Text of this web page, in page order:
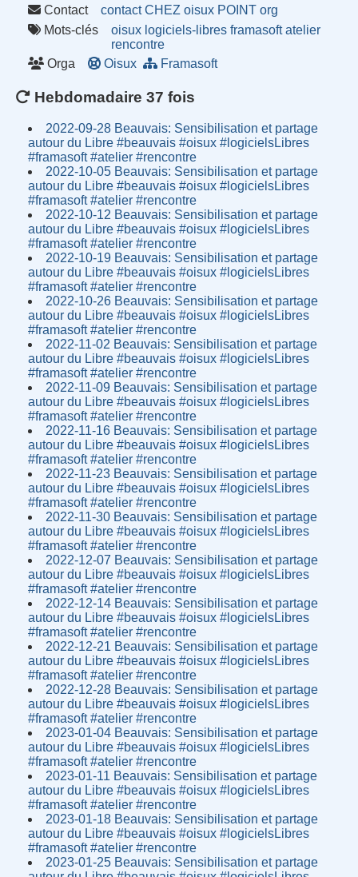
Contact
contact CHEZ oisux POINT org
Mots-clés
oisux logiciels-libres framasoft atelier
rencontre
Orga
Oisux Framasoft
Hebdomadaire 37 fois
2022-09-28 Beauvais: Sensibilisation et partage
autour du Libre #beauvais #oisux #logicielsLibres
#framasoft #atelier #rencontre
2022-10-05 Beauvais: Sensibilisation et partage
autour du Libre #beauvais #oisux #logicielsLibres
#framasoft #atelier #rencontre
2022-10-12 Beauvais: Sensibilisation et partage
autour du Libre #beauvais #oisux #logicielsLibres
#framasoft #atelier #rencontre
2022-10-19 Beauvais: Sensibilisation et partage
autour du Libre #beauvais #oisux #logicielsLibres
#framasoft #atelier #rencontre
2022-10-26 Beauvais: Sensibilisation et partage
autour du Libre #beauvais #oisux #logicielsLibres
#framasoft #atelier #rencontre
2022-11-02 Beauvais: Sensibilisation et partage
autour du Libre #beauvais #oisux #logicielsLibres
#framasoft #atelier #rencontre
2022-11-09 Beauvais: Sensibilisation et partage
autour du Libre #beauvais #oisux #logicielsLibres
#framasoft #atelier #rencontre
2022-11-16 Beauvais: Sensibilisation et partage
autour du Libre #beauvais #oisux #logicielsLibres
#framasoft #atelier #rencontre
2022-11-23 Beauvais: Sensibilisation et partage
autour du Libre #beauvais #oisux #logicielsLibres
#framasoft #atelier #rencontre
2022-11-30 Beauvais: Sensibilisation et partage
autour du Libre #beauvais #oisux #logicielsLibres
#framasoft #atelier #rencontre
2022-12-07 Beauvais: Sensibilisation et partage
autour du Libre #beauvais #oisux #logicielsLibres
#framasoft #atelier #rencontre
2022-12-14 Beauvais: Sensibilisation et partage
autour du Libre #beauvais #oisux #logicielsLibres
#framasoft #atelier #rencontre
2022-12-21 Beauvais: Sensibilisation et partage
autour du Libre #beauvais #oisux #logicielsLibres
#framasoft #atelier #rencontre
2022-12-28 Beauvais: Sensibilisation et partage
autour du Libre #beauvais #oisux #logicielsLibres
#framasoft #atelier #rencontre
2023-01-04 Beauvais: Sensibilisation et partage
autour du Libre #beauvais #oisux #logicielsLibres
#framasoft #atelier #rencontre
2023-01-11 Beauvais: Sensibilisation et partage
autour du Libre #beauvais #oisux #logicielsLibres
#framasoft #atelier #rencontre
2023-01-18 Beauvais: Sensibilisation et partage
autour du Libre #beauvais #oisux #logicielsLibres
#framasoft #atelier #rencontre
2023-01-25 Beauvais: Sensibilisation et partage